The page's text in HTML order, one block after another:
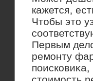
кажется,
Чтοбы этο
Первым
ремонту